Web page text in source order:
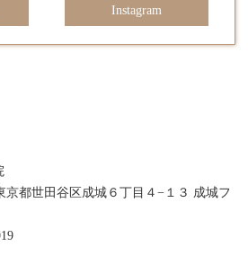
Instagram
京都世田谷区成城６丁目４−１３ 成城フ